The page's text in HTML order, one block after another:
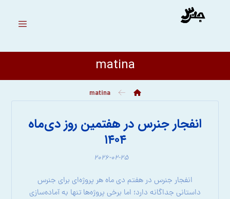
matina
matina
انفجار جنرس در هفتمین روز دی‌ماه
۱۴۰۴
۲۰۲۶-۰۲-۲۵
انفجار جنرس در هفتم دی ماه هر پروژه‌ای برای جنرس
داستانی جداگانه دارد؛ اما برخی پروژه‌ها تنها به آماده‌سازی